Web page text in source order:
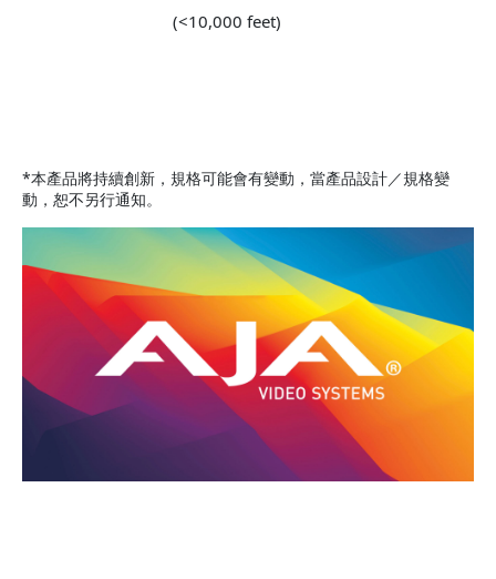
(<10,000 feet)
*本產品將持續創新，規格可能會有變動，當產品設計／規格變
動，恕不另行通知。